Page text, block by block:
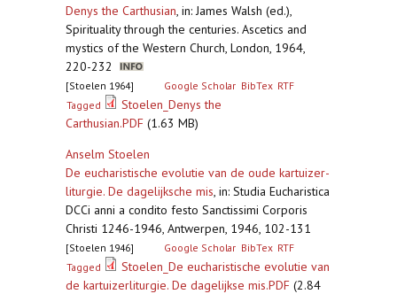
Denys the Carthusian, in: James Walsh (ed.),
Spirituality through the centuries. Ascetics and
mystics of the Western Church, London, 1964,
220-232
[Stoelen 1964] Google Scholar BibTex RTF
Tagged
Stoelen_Denys the
Carthusian.PDF (1.63 MB)
Anselm Stoelen
De eucharistische evolutie van de oude kartuizer-
liturgie. De dagelijksche mis, in: Studia Eucharistica
DCCi anni a condito festo Sanctissimi Corporis
Christi 1246-1946, Antwerpen, 1946, 102-131
[Stoelen 1946] Google Scholar BibTex RTF
Tagged
Stoelen_De eucharistische evolutie van
de kartuizerliturgie. De dagelijkse mis.PDF (2.84